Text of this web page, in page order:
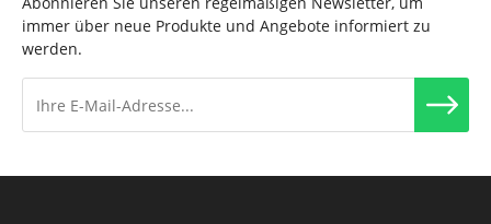
immer über neue Produkte und Angebote informiert zu
werden.